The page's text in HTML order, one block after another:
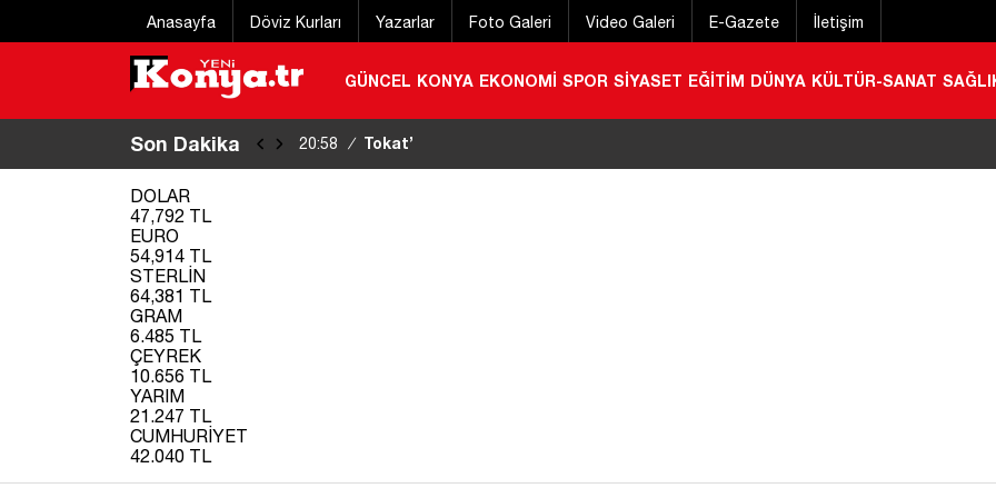
Anasayfa Döviz Kurları Yazarlar Foto Galeri Video Galeri E-Gazete İletişim
GÜNCEL KONYA EKONOMİ SPOR SİYASET EĞİTİM DÜNYA KÜLTÜR-SANAT
Son Dakika 20:58 / Tokat’ta tedavi gören yaşlı kadın helikopter ambulansla Konya’ya
DOLAR
47,792 TL
EURO
54,914 TL
STERLİN
64,381 TL
GRAM
6.485 TL
ÇEYREK
10.656 TL
YARIM
21.247 TL
CUMHURİYET
42.040 TL